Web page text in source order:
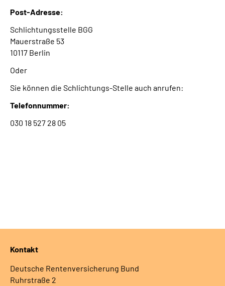
Post-Adresse:
Schlichtungsstelle BGG
Mauerstraße 53
10117 Berlin
Oder
Sie können die Schlichtungs-Stelle auch anrufen:
Telefonnummer:
030 18 527 28 05
Kontakt
Deutsche Rentenversicherung Bund
Ruhrstraße 2